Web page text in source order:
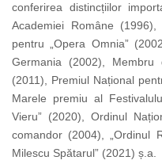
conferirea distincțiilor
Academiei Române (1996),
pentru „Opera Omnia”
Germania (2002), Membru
(2011), Premiul Național
Marele premiu al
Vieru” (2020), Ordinul
comandor (2004), „Ordinul
Milescu Spătarul” (2021) ș.a.